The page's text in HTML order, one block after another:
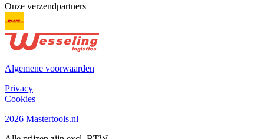
Onze verzendpartners
Algemene voorwaarden
Privacy
Cookies
2026 Mastertools.nl